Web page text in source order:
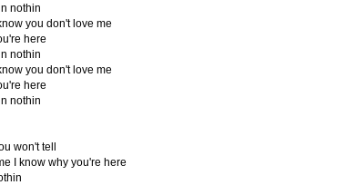
nothin
you don't love me
here
nothin
you don't love me
here
nothin
won't tell
I know why you're here